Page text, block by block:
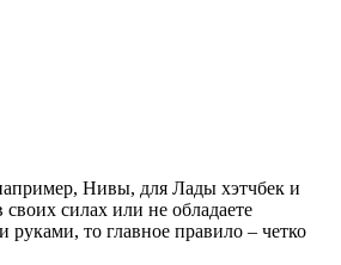
Нивы, для Лады хэтчбек и
силах или не обладаете
то главное правило – четко